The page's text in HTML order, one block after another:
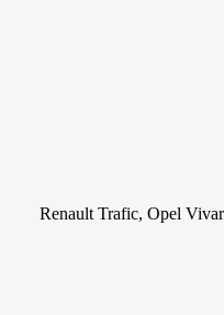
Renault Trafic, Opel